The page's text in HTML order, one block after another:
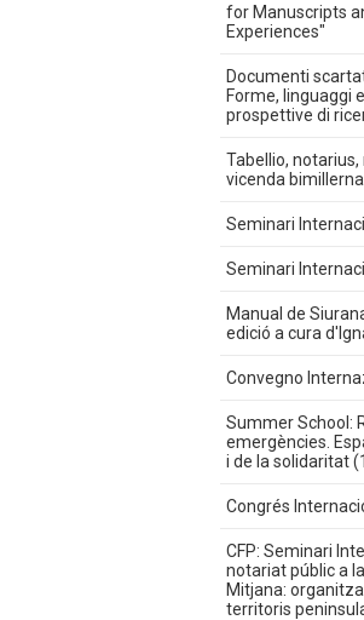
for Manuscripts
Experiences"
Documenti
Forme, linguaggi
prospettive di
Tabellio,
vicenda
Seminari
Seminari
Manual de
edició a cura
Convegno
Summer School:
emergències.
i de la solidaritat
Congrés
CFP: Seminari
notariat públic a
Mitjana:
territoris